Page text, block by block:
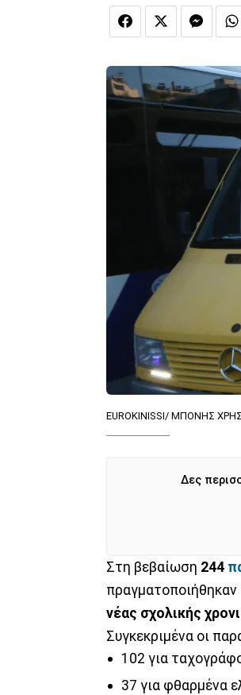
EUROKINISSI/ ΜΠΟΝΗΣ
Δες
Στη βεβαίωση 244
νέας σχολικής
Συγκεκριμένα οι
102 για
37 για φθαρμένα